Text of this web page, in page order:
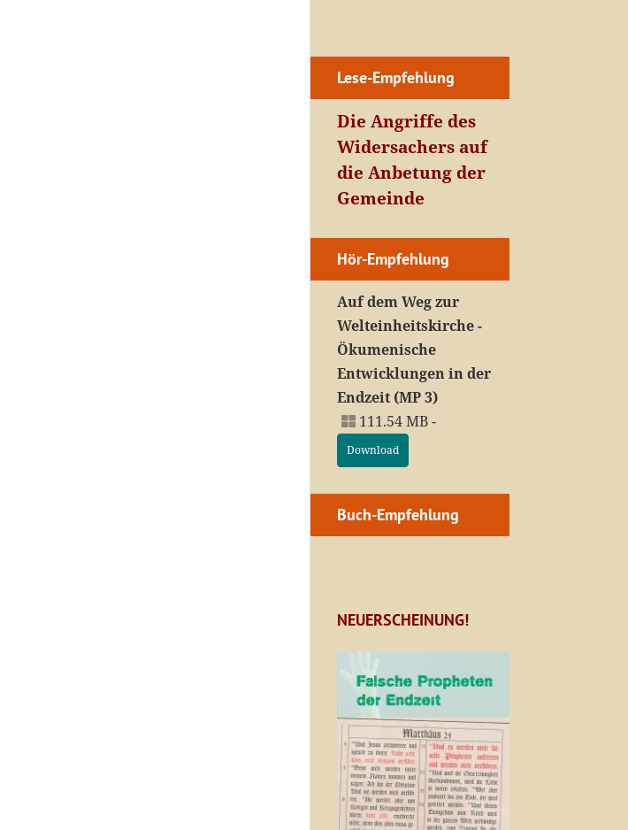
Lese-Empfehlung
Die Angriffe des
Widersachers auf
die Anbetung der
Gemeinde
Hör-Empfehlung
Auf dem Weg zur
Welteinheitskirche -
Ökumenische
Entwicklungen in der
Endzeit (MP 3)
111.54 MB -
Download
Buch-Empfehlung
NEUERSCHEINUNG!